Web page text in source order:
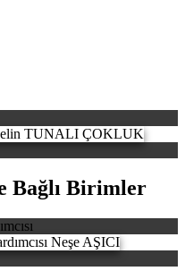
Bağlı Birimler